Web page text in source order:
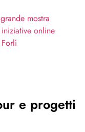
mostra
online
e progetti